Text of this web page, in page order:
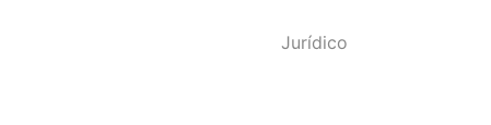
Jurídico